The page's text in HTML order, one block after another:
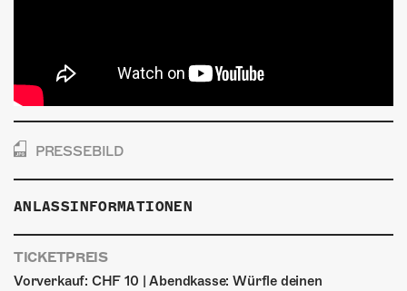
PRESSEBILD
ANLASSINFORMATIONEN
TICKETPREIS
Vorverkauf: CHF 10 | Abendkasse: Würfle deinen